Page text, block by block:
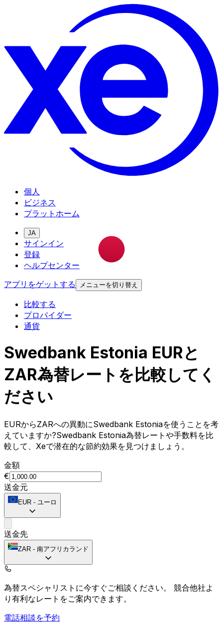
個人
ビジネス
プラットホーム
JA
サインイン
登録
ヘルプセンター
アプリをゲットする
メニューを切り替え
比較する
プロバイダー
通貨
Swedbank Estonia EURと
ZAR為替レートを比較してく
ださい
EURからZARへの異動にSwedbank Estoniaを使うことを考
えていますか?Swedbank Estonia為替レートや手数料を比
較して、Xeで潜在的な節約効果を見つけましょう。
金額
€
送金元
EUR - ユーロ
送金先
ZAR - 南アフリカランド
為替スペシャリストに今すぐご相談ください。 競合他社よ
り有利なレートをご案内できます。
電話相談を予約